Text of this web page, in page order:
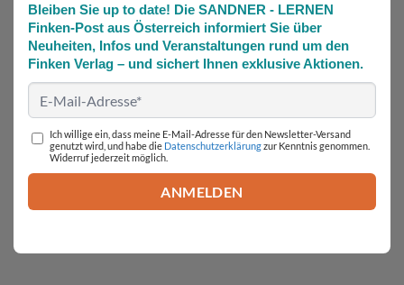
Bleiben Sie up to date! Die SANDNER - LERNEN
Finken-Post aus Österreich informiert Sie über
Neuheiten, Infos und Veranstaltungen rund um den
Finken Verlag – und sichert Ihnen exklusive Aktionen.
Ich willige ein, dass meine E-Mail-Adresse für den Newsletter-Versand
genutzt wird, und habe die Datenschutzerklärungzur Kenntnis genommen.
Widerruf jederzeit möglich.